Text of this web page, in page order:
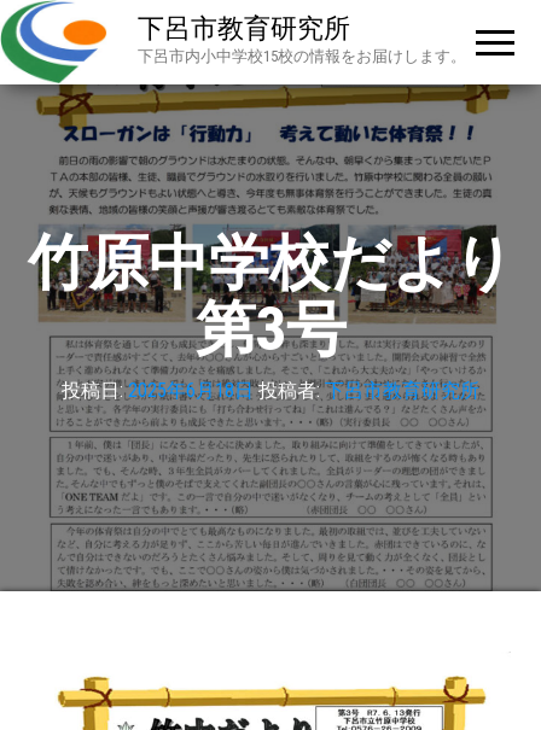
下呂市教育研究所
下呂市内小中学校15校の情報をお届けします。
竹原中学校だより
第3号
投稿日:2025年6月18日投稿者:下呂市教育研究所